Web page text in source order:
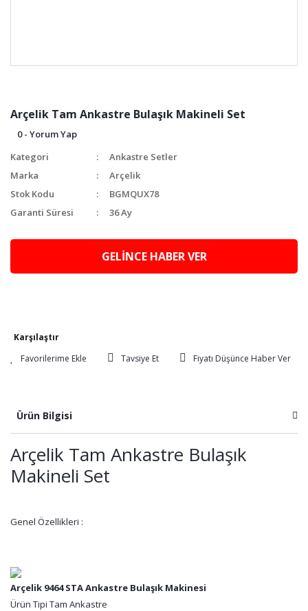
Arçelik Tam Ankastre Bulaşık Makineli Set
0 - Yorum Yap
Kategori
Ankastre Setler
Marka
Arçelik
Stok Kodu
BGMQUX78
Garanti Süresi
36 Ay
GELİNCE HABER VER
Karşılaştır
Tavsiye Et
Fiyatı Düşünce Haber Ver
Ürün Bilgisi
Arçelik Tam Ankastre Bulaşık
Makineli Set
Genel Özellikleri :
Arçelik 9464 STA Ankastre Bulaşık Makinesi
Ürün Tipi Tam Ankastre